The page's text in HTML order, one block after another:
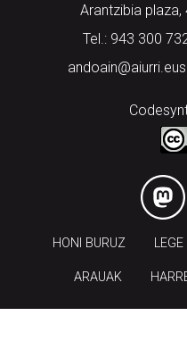
Arantzibia plaza,
Tel.: 943 300
HONI BURUZ
ARAUAK